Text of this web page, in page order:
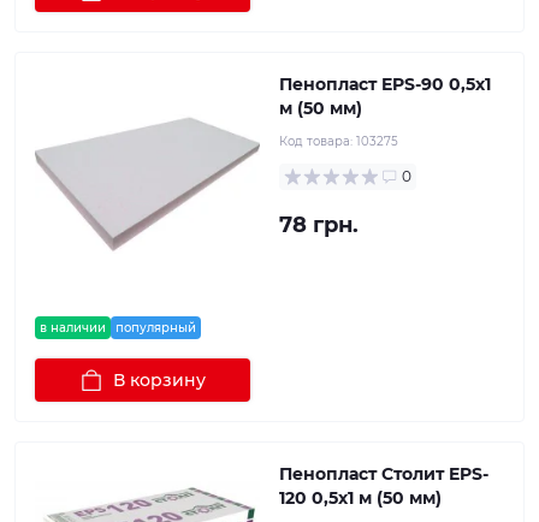
в наличии популярный
Пенопласт EPS-90 0,5х1
м (50 мм)
Код товара: 103275
0
78 грн.
В корзину
Пенопласт Столит EPS-
120 0,5х1 м (50 мм)